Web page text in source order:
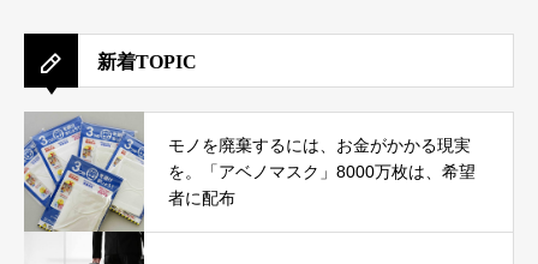
新着TOPIC
モノを廃棄するには、お金がかかる現実
を。「アベノマスク」8000万枚は、希望
者に配布